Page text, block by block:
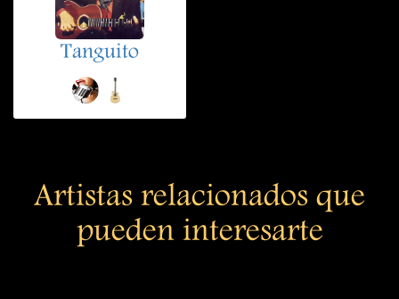
Tanguito
Artistas relacionados que
pueden interesarte